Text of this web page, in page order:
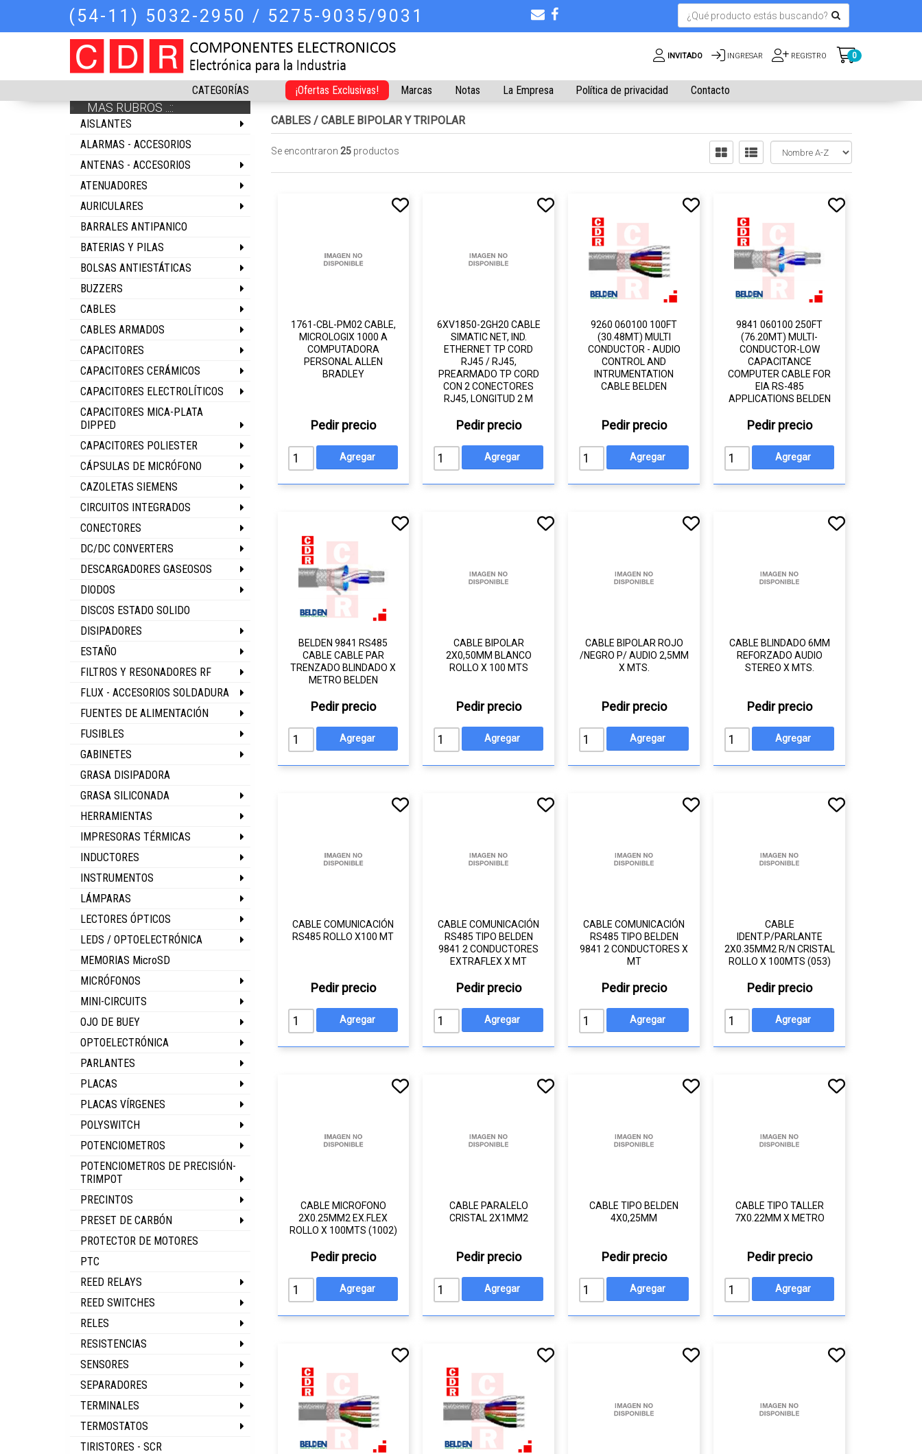
(54-11) 5032-2950 / 5275-9035/9031
INVITADO INGRESAR REGISTRO 0
CATEGORÍAS ¡Ofertas Exclusivas! Marcas Notas La Empresa Política de privacidad Contacto
MAS RUBROS ..::
AISLANTES
ALARMAS - ACCESORIOS
ANTENAS - ACCESORIOS
ATENUADORES
AURICULARES
BARRALES ANTIPANICO
BATERIAS Y PILAS
BOLSAS ANTIESTÁTICAS
BUZZERS
CABLES
CABLES ARMADOS
CAPACITORES
CAPACITORES CERÁMICOS
CAPACITORES ELECTROLÍTICOS
CAPACITORES MICA-PLATA
DIPPED
CAPACITORES POLIESTER
CÁPSULAS DE MICRÓFONO
CAZOLETAS SIEMENS
CIRCUITOS INTEGRADOS
CONECTORES
DC/DC CONVERTERS
DESCARGADORES GASEOSOS
DIODOS
DISCOS ESTADO SOLIDO
DISIPADORES
ESTAÑO
FILTROS Y RESONADORES RF
FLUX - ACCESORIOS SOLDADURA
FUENTES DE ALIMENTACIÓN
FUSIBLES
GABINETES
GRASA DISIPADORA
GRASA SILICONADA
HERRAMIENTAS
IMPRESORAS TÉRMICAS
INDUCTORES
INSTRUMENTOS
LÁMPARAS
LECTORES ÓPTICOS
LEDS / OPTOELECTRÓNICA
MEMORIAS MicroSD
MICRÓFONOS
MINI-CIRCUITS
OJO DE BUEY
OPTOELECTRÓNICA
PARLANTES
PLACAS
PLACAS VÍRGENES
POLYSWITCH
POTENCIOMETROS
POTENCIOMETROS DE PRECISIÓN-
TRIMPOT
PRECINTOS
PRESET DE CARBÓN
PROTECTOR DE MOTORES
PTC
REED RELAYS
REED SWITCHES
RELES
RESISTENCIAS
SENSORES
SEPARADORES
TERMINALES
TERMOSTATOS
TIRISTORES - SCR
CABLES/ CABLE BIPOLAR Y TRIPOLAR
Se encontraron 25 productos
1761-CBL-PM02 CABLE,
MICROLOGIX 1000 A
COMPUTADORA
PERSONAL ALLEN
BRADLEY
Pedir precio
6XV1850-2GH20 CABLE
SIMATIC NET, IND.
ETHERNET TP CORD
RJ45 / RJ45,
PREARMADO TP CORD
CON 2 CONECTORES
RJ45, LONGITUD 2 M
Pedir precio
9260 060100 100FT
(30.48MT) MULTI
CONDUCTOR - AUDIO
CONTROL AND
INTRUMENTATION
CABLE BELDEN
Pedir precio
9841 060100 250FT
(76.20MT) MULTI-
CONDUCTOR-LOW
CAPACITANCE
COMPUTER CABLE FOR
EIA RS-485
APPLICATIONS BELDEN
Pedir precio
BELDEN 9841 RS485
CABLE CABLE PAR
TRENZADO BLINDADO X
METRO BELDEN
Pedir precio
CABLE BIPOLAR
2X0,50MM BLANCO
ROLLO X 100 MTS
Pedir precio
CABLE BIPOLAR ROJO
/NEGRO P/ AUDIO 2,5MM
X MTS.
Pedir precio
CABLE BLINDADO 6MM
REFORZADO AUDIO
STEREO X MTS.
Pedir precio
CABLE COMUNICACIÓN
RS485 ROLLO X100 MT
Pedir precio
CABLE COMUNICACIÓN
RS485 TIPO BELDEN
9841 2 CONDUCTORES
EXTRAFLEX X MT
Pedir precio
CABLE COMUNICACIÓN
RS485 TIPO BELDEN
9841 2 CONDUCTORES X
MT
Pedir precio
CABLE
IDENT.P/PARLANTE
2X0.35MM2 R/N CRISTAL
ROLLO X 100MTS (053)
Pedir precio
CABLE MICROFONO
2X0.25MM2 EX.FLEX
ROLLO X 100MTS (1002)
Pedir precio
CABLE PARALELO
CRISTAL 2X1MM2
Pedir precio
CABLE TIPO BELDEN
4X0,25MM
Pedir precio
CABLE TIPO TALLER
7X0.22MM X METRO
Pedir precio